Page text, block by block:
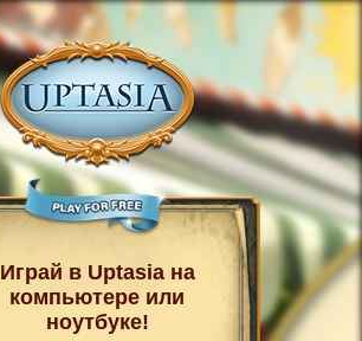
Играй в Uptasia на
компьютере или
ноутбуке!